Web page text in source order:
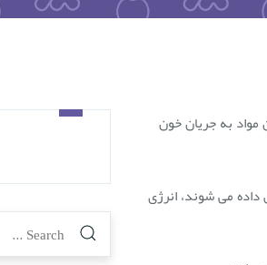
مواد به جریان خون
می شوند، انرژی